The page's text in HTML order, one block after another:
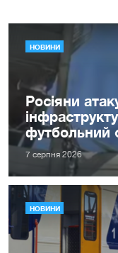
НОВИНИ
Росіяни
футбольний
7 серпня 2026
НОВИНИ